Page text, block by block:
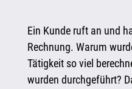
Ein Kunde ruft an und
Rechnung. Warum
Tätigkeit so viel
wurden durchgeführt?